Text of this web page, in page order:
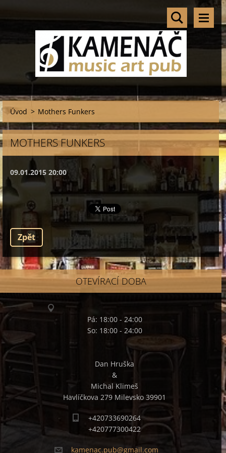
Úvod > Mothers Funkers
MOTHERS FUNKERS
09.01.2015 20:00
Zpět
OTEVÍRACÍ DOBA
Pá: 18:00 - 24:00
So: 18:00 - 24:00
Dan Hruška
&
Michal Klimeš
Havlíčkova 279 Milevsko 39901
+420733690264
+420777300422
kamenac.pub@gmail.com